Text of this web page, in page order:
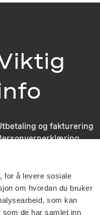
for å levere sosiale
om hvordan du bruker
som kan
som de har samlet inn
og fakturering
ned logo